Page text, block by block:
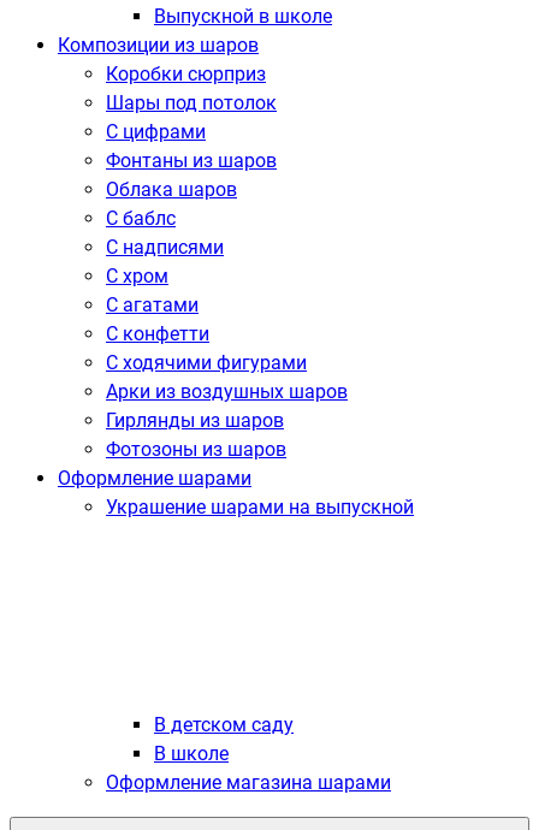
Выпускной в школе
Композиции из шаров
Коробки сюрприз
Шары под потолок
С цифрами
Фонтаны из шаров
Облака шаров
С баблс
С надписями
С хром
С агатами
С конфетти
С ходячими фигурами
Арки из воздушных шаров
Гирлянды из шаров
Фотозоны из шаров
Оформление шарами
Украшение шарами на выпускной
В детском саду
В школе
Оформление магазина шарами